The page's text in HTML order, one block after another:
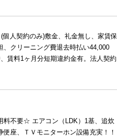
個人契約のみ)敷金、礼金無し、家賃保
、クリーニング費退去時払い44,000
賃料1ヶ月分短期違約金有。法人契約
料不要☆ エアコン（LDK）1基、追炊
便座、ＴＶモニターホン設備充実！！